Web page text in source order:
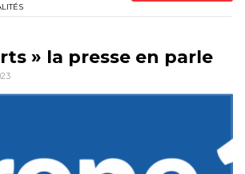
» la presse en parle